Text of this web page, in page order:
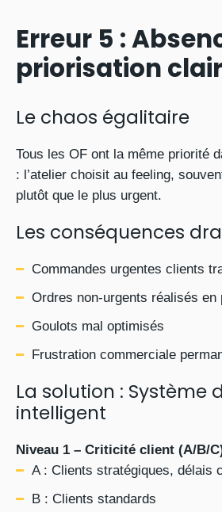
Erreur 5 :
priorisation
Le chaos égalitaire
Tous les OF ont la même priorité
: l’atelier choisit au feeling,
plutôt que le plus urgent.
Les conséquences
Commandes urgentes clients
Ordres non-urgents réalisés en
Goulots mal optimisés
Frustration commerciale
La solution : Système
intelligent
Niveau 1 – Criticité client (A/B/
A : Clients stratégiques, délais
B : Clients standards